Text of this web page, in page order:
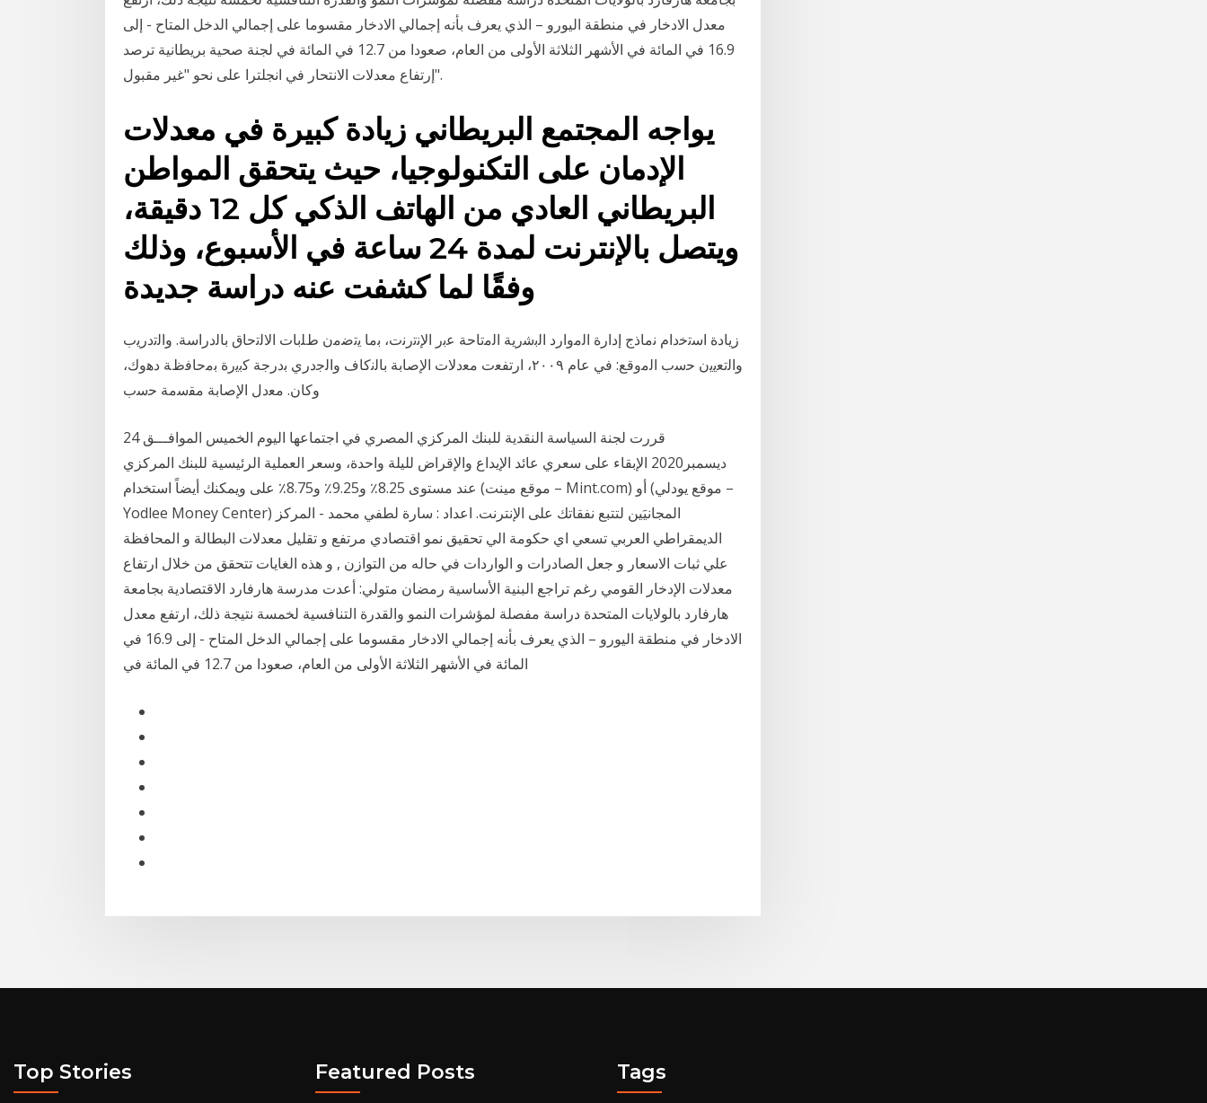
معدل الادخار في منطقة اليورو – الذي يعرف بأنه إجمالي الادخار مقسوما على إجمالي الدخل المتاح - إلى
16.9 في المائة في الأشهر الثلاثة الأولى من العام، صعودا من 12.7 في المائة في لجنة صحية بريطانية ترصد
إرتفاع معدلات الانتحار في انجلترا على نحو "غير مقبول".
يواجه المجتمع البريطاني زيادة كبيرة في معدلات
الإدمان على التكنولوجيا، حيث يتحقق المواطن
البريطاني العادي من الهاتف الذكي كل 12 دقيقة،
ويتصل بالإنترنت لمدة 24 ساعة في الأسبوع، وذلك
وفقًا لما كشفت عنه دراسة جديدة
ﺯﻳﺎﺩﺓ ﺍﺳﺗﺧﺩﺍﻡ ﻧﻣﺎﺫﺝ ﺇﺩﺍﺭﺓ ﺍﻟﻣﻭﺍﺭﺩ ﺍﻟﺑﺷﺭﻳﺔ ﺍﻟﻣﺗﺎﺣﺔ ﻋﺑﺭ ﺍﻹﻧﺗﺭﻧﺕ، ﺑﻣﺎ ﻳﺗﺿﻣﻥ ﻁﻠﺑﺎﺕ ﺍﻻﻟﺗﺣﺎﻕ ﺑﺎﻟﺩﺭﺍﺳﺔ. ﻭﺍﻟﺗﺩﺭﻳﺏ
ﻭﺍﻟﺗﻌﻳﻳﻥ ﺣﺳﺏ ﺍﻟﻣﻭﻗﻊ: ﻓﻲ ﻋﺎﻡ ۲۰۰۹، ﺍﺭﺗﻔﻌﺕ ﻣﻌﺩﻻﺕ ﺍﻹﺻﺎﺑﺔ ﺑﺎﻟﻧﻛﺎﻑ ﻭﺍﻟﺟﺩﺭﻱ ﺑﺩﺭﺟﺔ ﻛﺑﻳﺭﺓ ﺑﻣﺣﺎﻓﻅﺔ ﺩﻫﻭﻙ،
ﻭﻛﺎﻥ. ﻣﻌﺩﻝ ﺍﻹﺻﺎﺑﺔ ﻣﻘﺳﻣﺔ ﺣﺳﺏ
قررت لجنة السياسة النقدية للبنك المركزي المصري في اجتماعها اليوم الخميس الموافـــق 24
ديسمبر2020 الإبقاء على سعري عائد الإيداع والإقراض لليلة واحدة، وسعر العملية الرئيسية للبنك المركزي
عند مستوى 8.25٪ و9.25٪ و8.75٪ على ويمكنك أيضاً استخدام (موقع مينت – Mint.com) أو (موقع يودلي –
Yodlee Money Center) المجانيَين لتتبع نفقاتك على الإنترنت. اعداد : سارة لطفي محمد - المركز
الديمقراطي العربي تسعي اي حكومة الي تحقيق نمو اقتصادي مرتفع و تقليل معدلات البطالة و المحافظة
علي ثبات الاسعار و جعل الصادرات و الواردات في حاله من التوازن , و هذه الغايات تتحقق من خلال ارتفاع
معدلات الإدخار القومي رغم تراجع البنية الأساسية رمضان متولي: أعدت مدرسة هارفارد الاقتصادية بجامعة
هارفارد بالولايات المتحدة دراسة مفصلة لمؤشرات النمو والقدرة التنافسية لخمسة نتيجة ذلك، ارتفع معدل
الادخار في منطقة اليورو – الذي يعرف بأنه إجمالي الادخار مقسوما على إجمالي الدخل المتاح - إلى 16.9 في
المائة في الأشهر الثلاثة الأولى من العام، صعودا من 12.7 في المائة في
Top Stories Featured Posts Tags